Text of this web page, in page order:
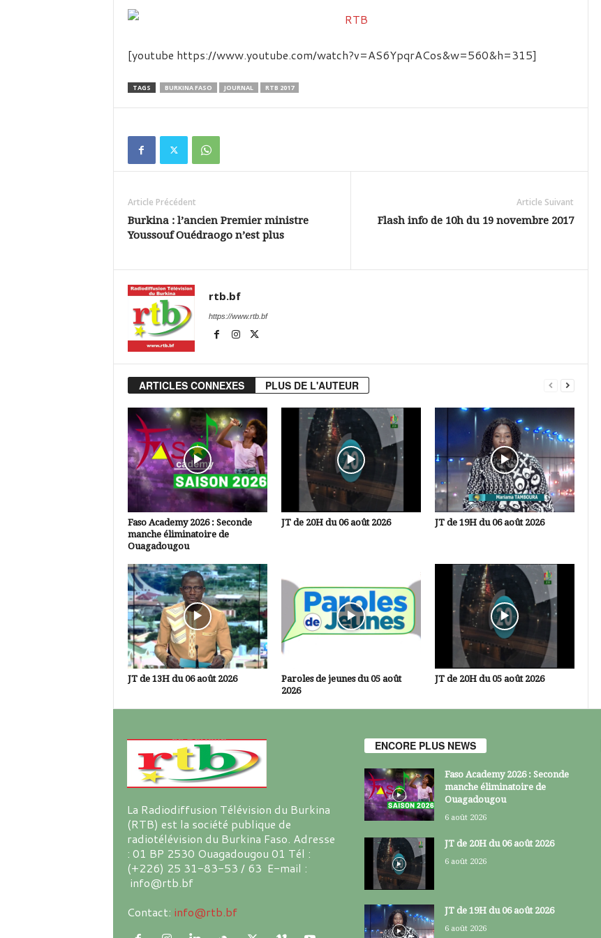
d
k
[youtube https://www.youtube.com/watch?v=AS6YpqrACos&w=560&h=315]
TAGS BURKINA FASO JOURNAL RTB 2017
Article Précédent
Burkina : l’ancien Premier ministre
Youssouf Ouédraogo n’est plus
Article Suivant
Flash info de 10h du 19 novembre 2017
rtb.bf
https://www.rtb.bf
ARTICLES CONNEXES PLUS DE L'AUTEUR
Faso Academy 2026 : Seconde
manche éliminatoire de
Ouagadougou
JT de 20H du 06 août 2026 JT de 19H du 06 août 2026
JT de 13H du 06 août 2026
Paroles de jeunes du 05 août
2026
JT de 20H du 05 août 2026
La Radiodiffusion Télévision du Burkina
(RTB) est la société publique de
radiotélévision du Burkina Faso. Adresse
: 01 BP 2530 Ouagadougou 01 Tél :
(+226) 25 31-83-53 / 63 E-mail :
info@rtb.bf
Contact: info@rtb.bf
ENCORE PLUS NEWS
Faso Academy 2026 : Seconde
manche éliminatoire de
Ouagadougou
6 août 2026
JT de 20H du 06 août 2026
6 août 2026
JT de 19H du 06 août 2026
6 août 2026